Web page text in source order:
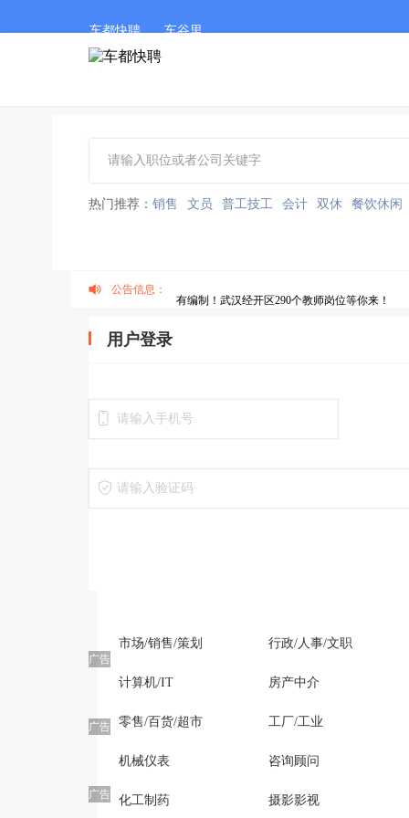
车都快聘 车谷里
热门推荐： 销售 文员 普工技工 会计 双休 餐饮休闲
公告信息：
有编制！武汉经开区290个教师岗位等你来！
【五月NO.3】车都快聘网最新岗位推荐（沌口/
用户登录
市场/销售/策划 行政/人事/文职
计算机/IT 房产中介
零售/百货/超市 工厂/工业
机械仪表 咨询顾问
化工制药 摄影影视
广告
广告
广告